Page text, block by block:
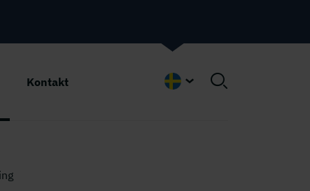
Kontakt
Swedish